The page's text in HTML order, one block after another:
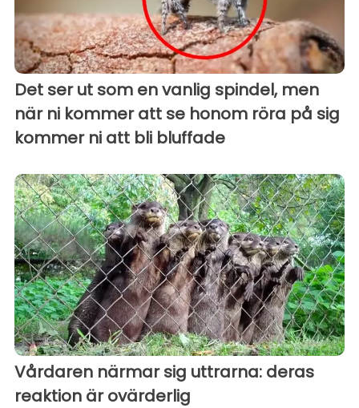
Det ser ut som en vanlig spindel, men
när ni kommer att se honom röra på sig
kommer ni att bli bluffade
Vårdaren närmar sig uttrarna: deras
reaktion är ovärderlig